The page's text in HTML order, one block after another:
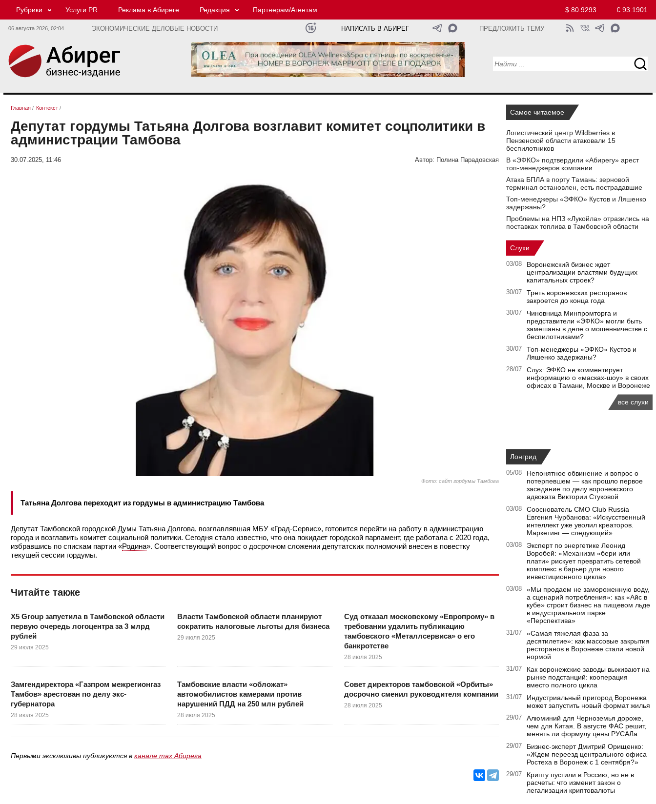
Рубрики Услуги PR Реклама в Абиреге Редакция Партнерам/Агентам $ 80.9293 € 93.1901
06 августа 2026, 02:04 ЭКОНОМИЧЕСКИЕ ДЕЛОВЫЕ НОВОСТИ НАПИСАТЬ В АБИРЕГ ПРЕДЛОЖИТЬ ТЕМУ
Главная / Контекст /
Депутат гордумы Татьяна Долгова возглавит комитет соцполитики в
администрации Тамбова
30.07.2025, 11:46 Автор: Полина Парадовская
Фото: сайт гордумы Тамбова
Татьяна Долгова переходит из гордумы в администрацию Тамбова
Депутат Тамбовской городской Думы Татьяна Долгова, возглавлявшая МБУ «Град-Сервис», готовится перейти на работу в администрацию
города и возглавить комитет социальной политики. Сегодня стало известно, что она покидает городской парламент, где работала с 2020 года,
избравшись по спискам партии «Родина». Соответствующий вопрос о досрочном сложении депутатских полномочий внесен в повестку
текущей сессии гордумы.
Читайте также
X5 Group запустила в Тамбовской области
первую очередь логоцентра за 3 млрд
рублей
29 июля 2025
Власти Тамбовской области планируют
сократить налоговые льготы для бизнеса
29 июля 2025
Суд отказал московскому «Европрому» в
требовании удалить публикацию
тамбовского «Металлсервиса» о его
банкротстве
28 июля 2025
Замгендиректора «Газпром межрегионгаз
Тамбов» арестован по делу экс-
губернатора
28 июля 2025
Тамбовские власти «обложат»
автомобилистов камерами против
нарушений ПДД на 250 млн рублей
28 июля 2025
Совет директоров тамбовской «Орбиты»
досрочно сменил руководителя компании
28 июля 2025
Первыми эксклюзивы публикуются в канале max Абирега
Самое читаемое
Логистический центр Wildberries в
Пензенской области атаковали 15
беспилотников
В «ЭФКО» подтвердили «Абирегу» арест
топ-менеджеров компании
Атака БПЛА в порту Тамань: зерновой
терминал остановлен, есть пострадавшие
Топ-менеджеры «ЭФКО» Кустов и Ляшенко
задержаны?
Проблемы на НПЗ «Лукойла» отразились на
поставках топлива в Тамбовской области
Слухи
03/08
Воронежский бизнес ждет
централизации властями будущих
капитальных строек?
30/07
Треть воронежских ресторанов
закроется до конца года
30/07
Чиновница Минпромторга и
представители «ЭФКО» могли быть
замешаны в деле о мошенничестве с
беспилотниками?
30/07
Топ-менеджеры «ЭФКО» Кустов и
Ляшенко задержаны?
28/07
Слух: ЭФКО не комментирует
информацию о «масках-шоу» в своих
офисах в Тамани, Москве и Воронеже
все слухи
Лонгрид
05/08
Непонятное обвинение и вопрос о
потерпевшем — как прошло первое
заседание по делу воронежского
адвоката Виктории Стуковой
03/08
Сооснователь CMO Club Russia
Евгения Чурбанова: «Искусственный
интеллект уже уволил креаторов.
Маркетинг — следующий»
03/08
Эксперт по энергетике Леонид
Воробей: «Механизм «бери или
плати» рискует превратить сетевой
комплекс в барьер для нового
инвестиционного цикла»
03/08
«Мы продаем не замороженную воду,
а сценарий потребления»: как «Айс в
кубе» строит бизнес на пищевом льде
в индустриальном парке
«Перспектива»
31/07
«Самая тяжелая фаза за
десятилетие»: как массовые закрытия
ресторанов в Воронеже стали новой
нормой
31/07
Как воронежские заводы выживают на
рынке подстанций: кооперация
вместо полного цикла
31/07
Индустриальный пригород Воронежа
может запустить новый формат жилья
29/07
Алюминий для Черноземья дороже,
чем для Китая. В августе ФАС решит,
менять ли формулу цены РУСАЛа
29/07
Бизнес-эксперт Дмитрий Орищенко:
«Ждем переезд центрального офиса
Ростеха в Воронеж с 1 сентября?»
29/07
Крипту пустили в Россию, но не в
расчеты: что изменит закон о
легализации криптовалюты